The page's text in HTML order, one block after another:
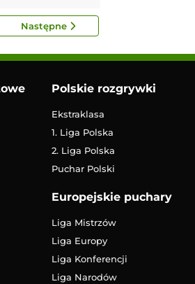
Następne
Polskie rozgrywki
Ekstraklasa
1. Liga Polska
2. Liga Polska
Puchar Polski
Europejskie puchary
Liga Mistrzów
Liga Europy
Liga Konferencji
Liga Narodów